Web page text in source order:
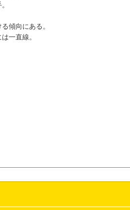
傾向にある。
一直線。